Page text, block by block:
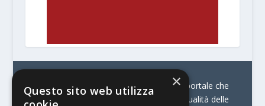
© Stratego Group –
stampamedia.net è il portale che
racconta le innovazioni tecnologiche e l’attualità delle
×
Questo sito web utilizza